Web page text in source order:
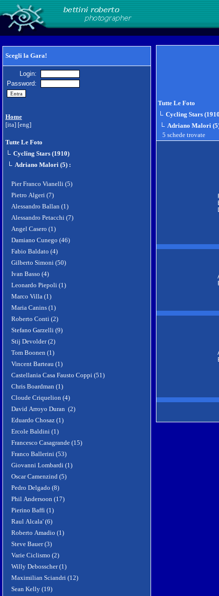
Scegli la Gara!
Login:
Password:
Home
[ita] [eng]
Tutte Le Foto
Cycling Stars (1910)
Adriano Malori (5) :
Pier Franco Vianelli (5)
Pietro Algeri (7)
Alessandro Ballan (1)
Alessandro Petacchi (7)
Angel Casero (1)
Damiano Cunego (46)
Fabio Baldato (4)
Gilberto Simoni (50)
Ivan Basso (4)
Leonardo Piepoli (1)
Marco Villa (1)
Maria Canins (1)
Roberto Conti (2)
Stefano Garzelli (9)
Stij Devolder (2)
Tom Boonen (1)
Vincent Barteau (1)
Castellania Casa Fausto Coppi (51)
Chris Boardman (1)
Cloude Criquelion (4)
David Arroyo Duran (2)
Eduardo Chosaz (1)
Ercole Baldini (1)
Francesco Casagrande (15)
Franco Ballerini (53)
Giovanni Lombardi (1)
Oscar Camenzind (5)
Pedro Delgado (8)
Phil Andersoon (17)
Pierino Baffi (1)
Raul Alcala' (6)
Roberto Amadio (1)
Steve Bauer (3)
Varie Ciclismo (2)
Willy Debosscher (1)
Maximilian Sciandri (12)
Sean Kelly (19)
Tutte Le Foto
Cycling Stars
Adriano Malori
5 schede trovate